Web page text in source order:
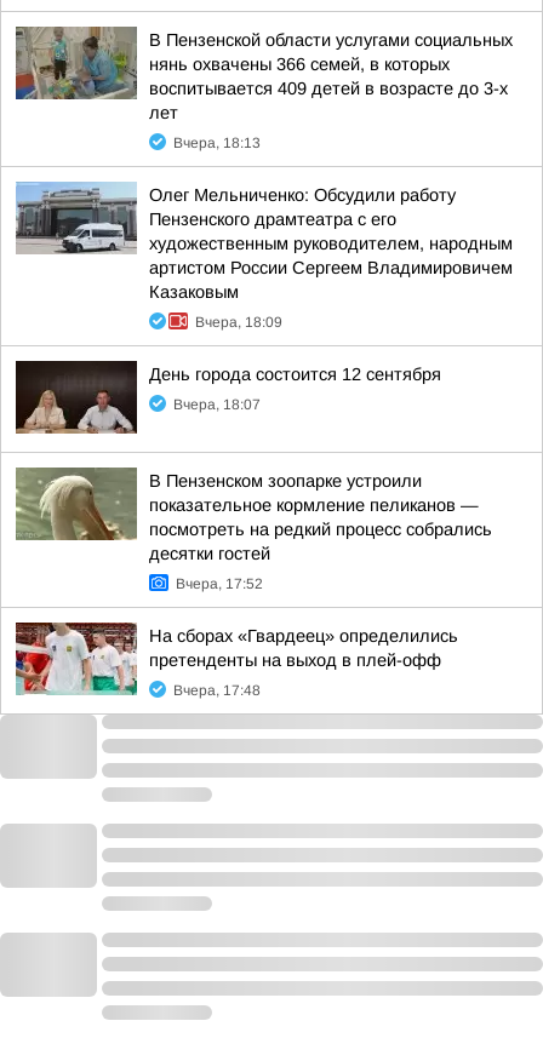
В Пензенской области услугами социальных
нянь охвачены 366 семей, в которых
воспитывается 409 детей в возрасте до 3-х
лет
Вчера, 18:13
Олег Мельниченко: Обсудили работу
Пензенского драмтеатра с его
художественным руководителем, народным
артистом России Сергеем Владимировичем
Казаковым
Вчера, 18:09
День города состоится 12 сентября
Вчера, 18:07
В Пензенском зоопарке устроили
показательное кормление пеликанов —
посмотреть на редкий процесс собрались
десятки гостей
Вчера, 17:52
На сборах «Гвардеец» определились
претенденты на выход в плей-офф
Вчера, 17:48